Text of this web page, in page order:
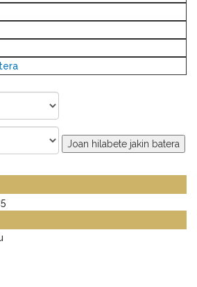
Joan hilabete jakin batera